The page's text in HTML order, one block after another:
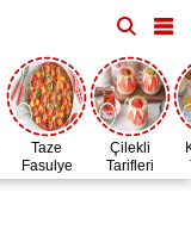
Taze
Fasulye
Zamanı
Çilekli
Tarifleri